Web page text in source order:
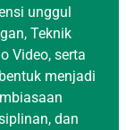
unggul
Teknik
Video, serta
menjadi
dan